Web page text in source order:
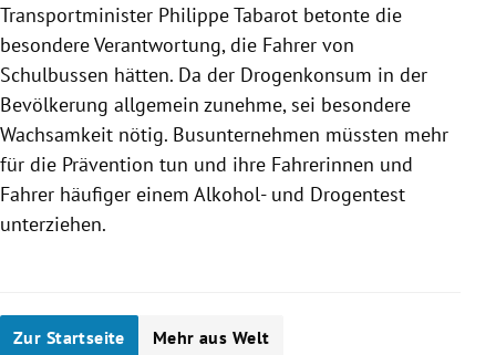
Transportminister Philippe Tabarot betonte die
besondere Verantwortung, die Fahrer von
Schulbussen hätten. Da der Drogenkonsum in der
Bevölkerung allgemein zunehme, sei besondere
Wachsamkeit nötig. Busunternehmen müssten mehr
für die Prävention tun und ihre Fahrerinnen und
Fahrer häufiger einem Alkohol- und Drogentest
unterziehen.
Zur Startseite Mehr aus Welt